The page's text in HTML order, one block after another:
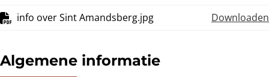
info over Sint Amandsberg.jpg
Downloaden
Algemene informatie